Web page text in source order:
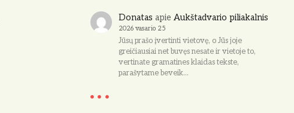
Donatas apie Aukštadvario piliakalnis
2026 vasario 25
Jūsų prašo įvertinti vietovę, o Jūs joje
greičiausiai net buvęs nesate ir vietoje to,
vertinate gramatines klaidas tekste,
parašytame beveik…